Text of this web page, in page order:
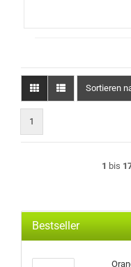
Sortieren
Sortieren
1
1 bis
Bestseller